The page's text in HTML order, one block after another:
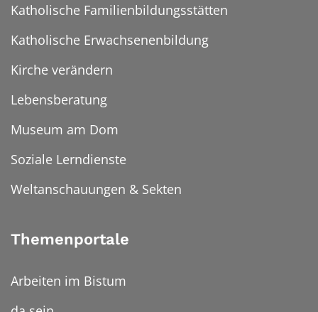
Katholische Familienbildungsstätten
Katholische Erwachsenenbildung
Kirche verändern
Lebensberatung
Museum am Dom
Soziale Lerndienste
Weltanschauungen & Sekten
Themenportale
Arbeiten im Bistum